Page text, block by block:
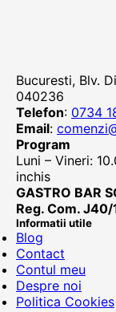
Bucuresti, Blv.
040236
Telefon: 0734
Email:
Program
Luni – Vineri:
inchis
GASTRO BAR
Reg. Com.
Informatii utile
Blog
Contact
Contul meu
Despre noi
Politica Cookies